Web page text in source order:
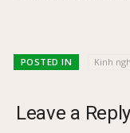
POSTED IN Kinh
Leave a Reply